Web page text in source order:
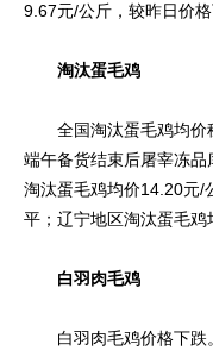
9.67元/公斤，较昨日价
淘汰蛋毛鸡
全国淘汰蛋毛鸡均价稳
端午备货结束后屠宰冻
淘汰蛋毛鸡均价14.20元/
平；辽宁地区淘汰蛋毛鸡
白羽肉毛鸡
白羽肉毛鸡价格下跌。